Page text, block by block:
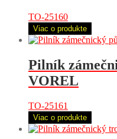
TO-25160
Viac o produkte
Pilník
VOREL
TO-25161
Viac o produkte